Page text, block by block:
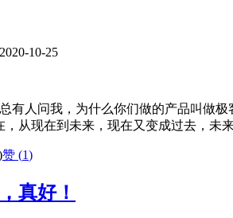
10-25
有人问我，为什么你们做的产品叫做
，从现在到未来，现在又变成过去，未
赞 (1)
真好！